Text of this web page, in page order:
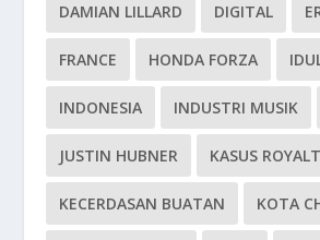
DAMIAN LILLARD DIGITAL
FRANCE HONDA FORZA
INDONESIA INDUSTRI MUSIK
JUSTIN HUBNER KASUS
KECERDASAN BUATAN KOTA